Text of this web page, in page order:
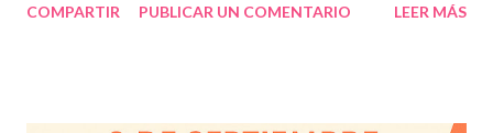
descargable en PDF, diseñado para docentes que buscan
COMPARTIR PUBLICAR UN COMENTARIO LEER MÁS